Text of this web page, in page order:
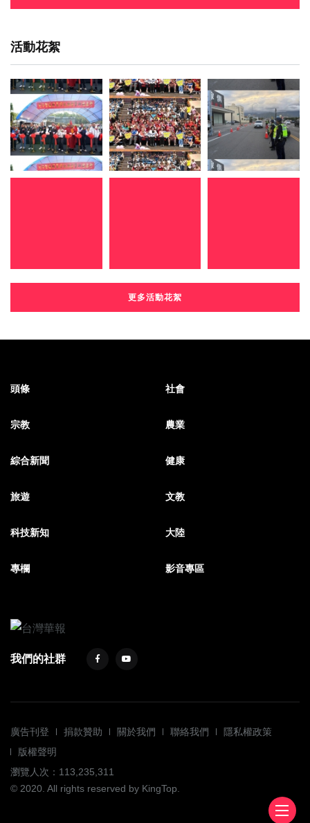
活動花絮
更多活動花絮
頭條 社會
宗教 農業
綜合新聞 健康
旅遊 文教
科技新知 大陸
專欄 影音專區
我們的社群
廣告刊登 捐款贊助 關於我們 聯絡我們
隱私權政策
版權聲明
瀏覽人次：113,235,311
© 2020. All rights reserved by KingTop.